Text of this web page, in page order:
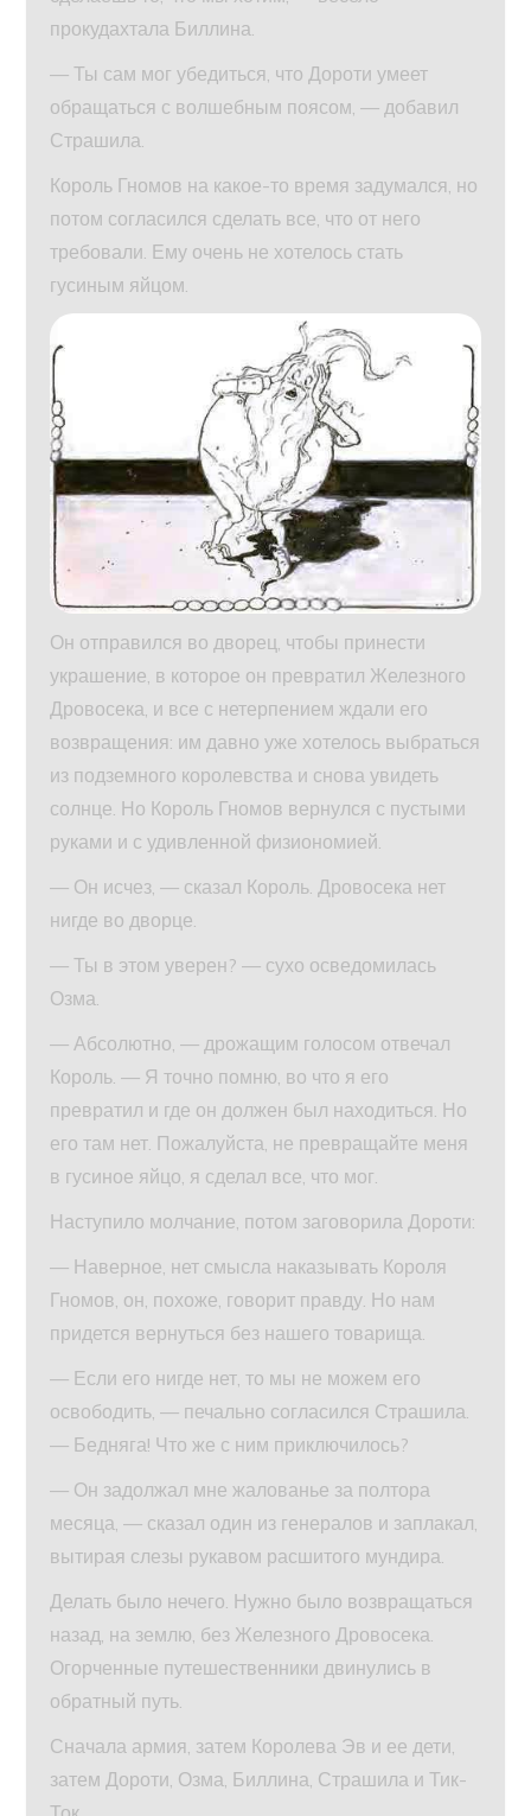
прокудахтала Биллина.
— Ты сам мог убедиться, что Дороти умеет
обращаться с волшебным поясом, — добавил
Страшила.
Король Гномов на какое-то время задумался, но
потом согласился сделать все, что от него
требовали. Ему очень не хотелось стать
гусиным яйцом.
Он отправился во дворец, чтобы принести
украшение, в которое он превратил Железного
Дровосека, и все с нетерпением ждали его
возвращения: им давно уже хотелось выбраться
из подземного королевства и снова увидеть
солнце. Но Король Гномов вернулся с пустыми
руками и с удивленной физиономией.
— Он исчез, — сказал Король. Дровосека нет
нигде во дворце.
— Ты в этом уверен? — сухо осведомилась
Озма.
— Абсолютно, — дрожащим голосом отвечал
Король. — Я точно помню, во что я его
превратил и где он должен был находиться. Но
его там нет. Пожалуйста, не превращайте меня
в гусиное яйцо, я сделал все, что мог.
Наступило молчание, потом заговорила Дороти:
— Наверное, нет смысла наказывать Короля
Гномов, он, похоже, говорит правду. Но нам
придется вернуться без нашего товарища.
— Если его нигде нет, то мы не можем его
освободить, — печально согласился Страшила.
— Бедняга! Что же с ним приключилось?
— Он задолжал мне жалованье за полтора
месяца, — сказал один из генералов и заплакал,
вытирая слезы рукавом расшитого мундира.
Делать было нечего. Нужно было возвращаться
назад, на землю, без Железного Дровосека.
Огорченные путешественники двинулись в
обратный путь.
Сначала армия, затем Королева Эв и ее дети,
затем Дороти, Озма, Биллина, Страшила и Тик-